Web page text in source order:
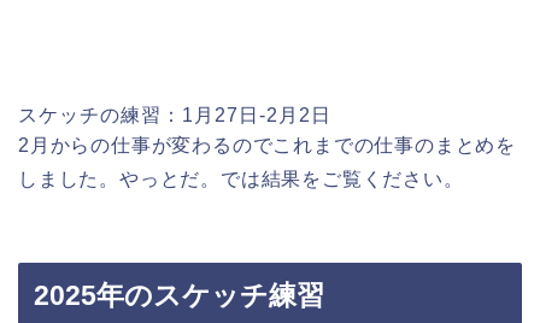
スケッチの練習：1月27日-2月2日
2月からの仕事が変わるのでこれまでの仕事のまとめを
しました。やっとだ。では結果をご覧ください。
2025年のスケッチ練習